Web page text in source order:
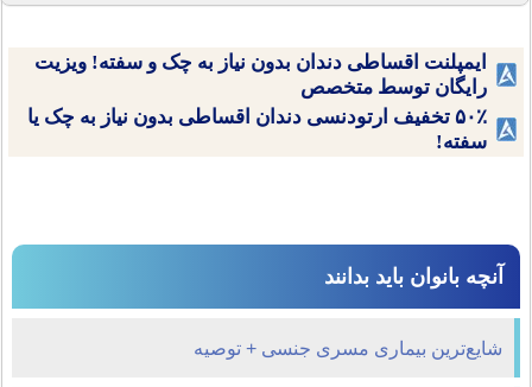
ایمپلنت اقساطی دندان بدون نیاز به چک و سفته! ویزیت
رایگان توسط متخصص
۵۰٪ تخفیف ارتودنسی دندان اقساطی بدون نیاز به چک یا
سفته!
آنچه بانوان باید بدانند
شایع‌ترین بیماری مسری جنسی + توصیه